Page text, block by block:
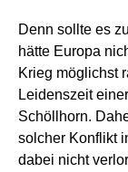
Denn sollte es
hätte Europa
Krieg möglichst
Leidenszeit
Schöllhorn.
solcher Konflikt
dabei nicht